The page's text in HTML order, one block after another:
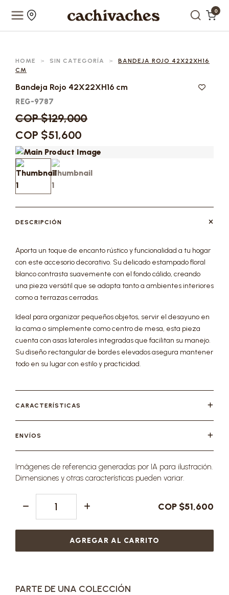
0
HOME > SIN CATEGORÍA >
BANDEJA ROJO 42X22XH16
CM
Bandeja Rojo 42X22XH16 cm
REG-9787
COP $129,000
COP $51,600
DESCRIPCIÓN
Aporta un toque de encanto rústico y funcionalidad a tu hogar
con este accesorio decorativo. Su delicado estampado floral
blanco contrasta suavemente con el fondo cálido, creando
una pieza versátil que se adapta tanto a ambientes interiores
como a terrazas cerradas.
Ideal para organizar pequeños objetos, servir el desayuno en
la cama o simplemente como centro de mesa, esta pieza
cuenta con asas laterales integradas que facilitan su manejo.
Su diseño rectangular de bordes elevados asegura mantener
todo en su lugar con estilo y practicidad.
CARACTERÍSTICAS
ENVÍOS
Imágenes de referencia generadas por IA para ilustración.
Dimensiones y otras características pueden variar.
COP $51,600
AGREGAR AL CARRITO
PARTE DE UNA COLECCIÓN